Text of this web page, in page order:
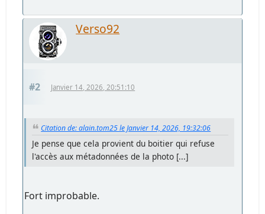
Verso92
#2 Janvier 14, 2026, 20:51:10
Citation de: alain.tom25 le Janvier 14, 2026, 19:32:06
Je pense que cela provient du boitier qui refuse
l'accès aux métadonnées de la photo [...]
Fort improbable.